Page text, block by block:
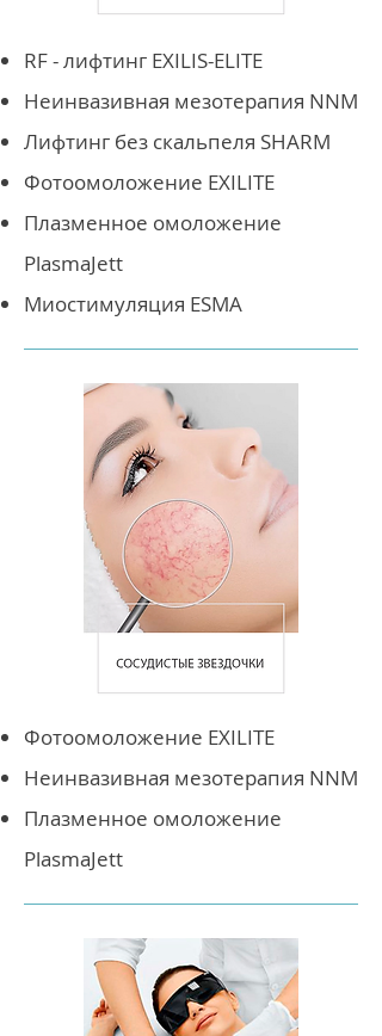
RF - лифтинг EXILIS-ELITE
Неинвазивная мезотерапия NNM
Лифтинг без скальпеля SHARM
Фотоомоложение EXILITE
Плазменное омоложение
PlasmaJett
Миостимуляция ESMA
Фотоомоложение EXILITE
Неинвазивная мезотерапия NNM
Плазменное омоложение
PlasmaJett